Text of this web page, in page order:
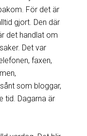
För det är
gjort. Den där
det handlat om
Det var
faxen,
som bloggar,
tid. Dagarna är